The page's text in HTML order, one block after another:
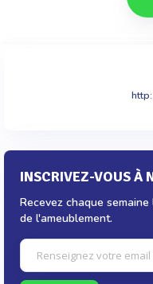
INSCRIVEZ-VOUS À
Recevez chaque
de l'ameublement.